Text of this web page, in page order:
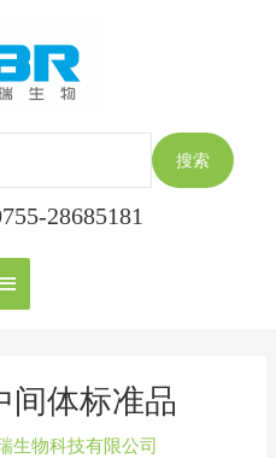
搜索
28685181
间体标准品
生物科技有限公司